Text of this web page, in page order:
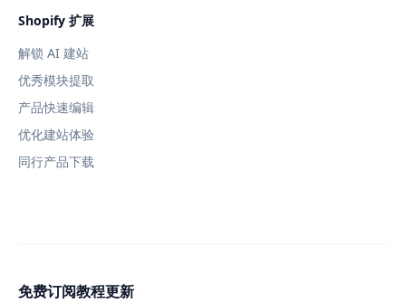
Shopify 扩展
解锁 AI 建站
优秀模块提取
产品快速编辑
优化建站体验
同行产品下载
免费订阅教程更新